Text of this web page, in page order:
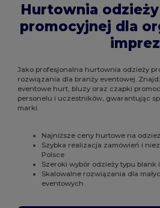
Hurtownia
promocyjnej dla
imprez
Jako profesjonalna hurtownia odzieży
rozwiązania dla branży eventowej.
eventowe hurt, bluzy oraz czapki
personelu i uczestników, gwarantując
marki.
Najniższe ceny hurtowe na
Szybka realizacja zamówień i
Polsce
Szeroki wybór odzieży typu
Skalowalne rozwiązania dla
eventowych